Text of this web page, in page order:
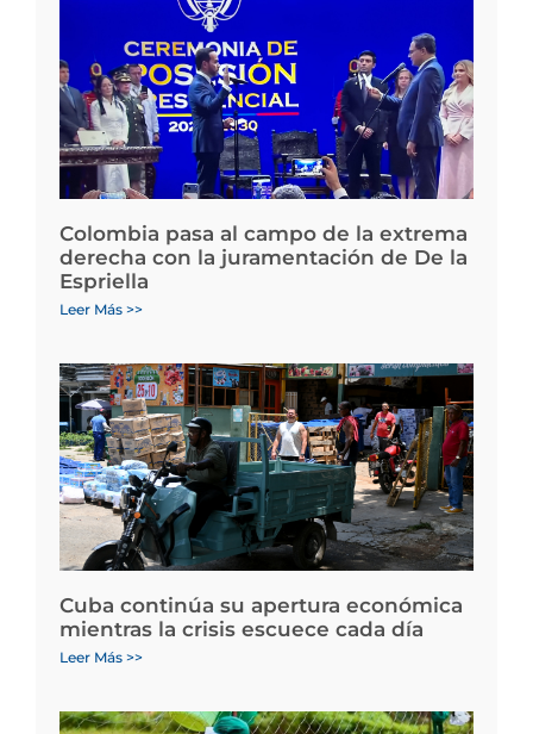
Colombia pasa al campo de la extrema
derecha con la juramentación de De la
Espriella
Leer Más >>
Cuba continúa su apertura económica
mientras la crisis escuece cada día
Leer Más >>